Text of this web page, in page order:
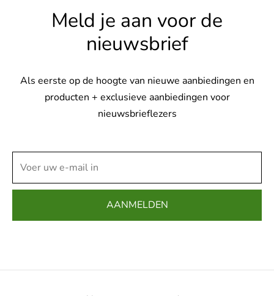
Meld je aan voor de
nieuwsbrief
Als eerste op de hoogte van nieuwe aanbiedingen en
producten + exclusieve aanbiedingen voor
nieuwsbrieflezers